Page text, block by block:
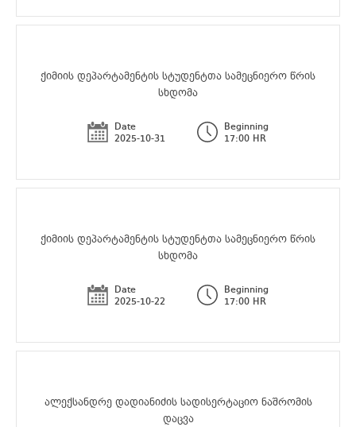
ქიმიის დეპარტამენტის სტუდენტთა სამეცნიერო წრის
სხდომა
Date
2025-10-31
Beginning
17:00 HR
ქიმიის დეპარტამენტის სტუდენტთა სამეცნიერო წრის
სხდომა
Date
2025-10-22
Beginning
17:00 HR
ალექსანდრე დადიანიძის სადისერტაციო ნაშრომის
დაცვა